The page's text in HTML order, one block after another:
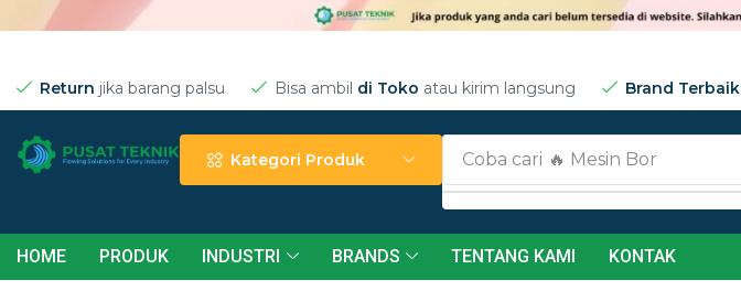
Return jika barang palsu Bisa ambil di Toko atau kirim langsung Brand Terbaik
Kategori Produk Coba cari 🔥 Jet Cleaner
HOME PRODUK INDUSTRI BRANDS TENTANG KAMI KONTAK